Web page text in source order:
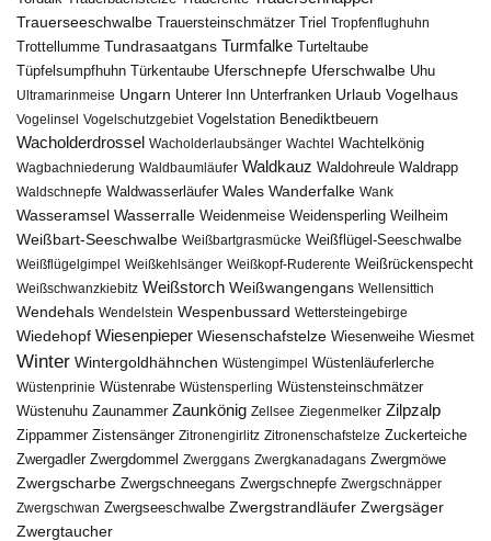
Trauerseeschwalbe Trauersteinschmätzer Triel Tropfenflughuhn
Trottellumme Tundrasaatgans Turmfalke Turteltaube
Tüpfelsumpfhuhn
Türkentaube Uferschnepfe Uferschwalbe Uhu
Ultramarinmeise Ungarn Unterer Inn Unterfranken Urlaub Vogelhaus
Vogelinsel Vogelschutzgebiet Vogelstation Benediktbeuern
Wacholderdrossel Wacholderlaubsänger Wachtel Wachtelkönig
Wagbachniederung Waldbaumläufer Waldkauz Waldohreule Waldrapp
Waldschnepfe Waldwasserläufer Wales Wanderfalke Wank
Wasseramsel Wasserralle Weidenmeise Weidensperling Weilheim
Weißbart-Seeschwalbe Weißbartgrasmücke Weißflügel-Seeschwalbe
Weißflügelgimpel Weißkehlsänger Weißkopf-Ruderente Weißrückenspecht
Weißschwanzkiebitz Weißstorch Weißwangengans Wellensittich
Wendehals Wendelstein Wespenbussard Wettersteingebirge
Wiedehopf Wiesenpieper Wiesenschafstelze Wiesenweihe Wiesmet
Winter Wintergoldhähnchen Wüstengimpel Wüstenläuferlerche
Wüstenprinie Wüstenrabe Wüstensperling Wüstensteinschmätzer
Wüstenuhu Zaunammer Zaunkönig Zellsee Ziegenmelker Zilpzalp
Zippammer Zistensänger Zitronengirlitz Zitronenschafstelze Zuckerteiche
Zwergadler Zwergdommel Zwerggans Zwergkanadagans Zwergmöwe
Zwergscharbe Zwergschneegans Zwergschnepfe Zwergschnäpper
Zwergschwan Zwergseeschwalbe Zwergstrandläufer Zwergsäger
Zwergtaucher